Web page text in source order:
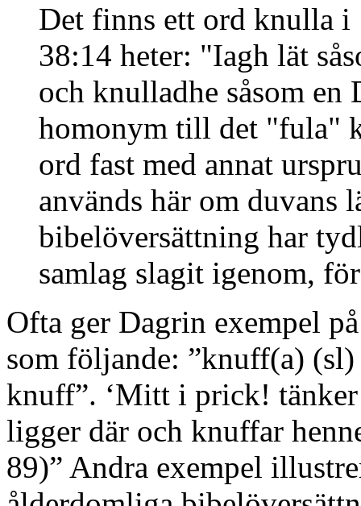
Det finns ett ord knulla i
38:14 heter: "Iagh lät
och knulladhe såsom
homonym till det "fula"
ord fast med annat
används här om duvans
bibelöversättning har
samlag slagit igenom,
Ofta ger Dagrin exempel
som följande: ”knuff(a)
knuff”. ‘Mitt i prick!
ligger där och knuffar
89)” Andra exempel